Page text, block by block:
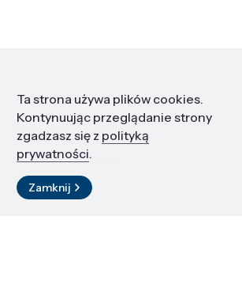
Informacje
Edukacja i kariera
Zasoby i materiały
Kontakt
Ta strona używa plików cookies.
Kontynuując przeglądanie strony
zgadzasz się z polityką
prywatności.
Zamknij